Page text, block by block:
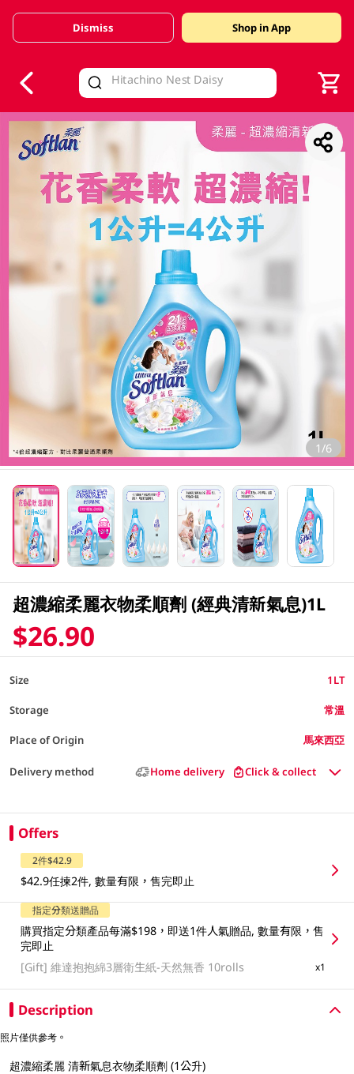
Valid Until 30 June 2026
Dismiss Shop in App
1/6
超濃縮柔麗衣物柔順劑 (經典清新氣息)1L
$26.90
Size 1LT
Storage 常溫
Place of Origin 馬來西亞
Delivery method Home delivery Click & collect
Offers
2件$42.9
$42.9任揀2件, 數量有限，售完即止
指定分類送贈品
購買指定分類產品每滿$198，即送1件人氣贈品, 數量有限，售
完即止
[Gift]維達抱抱綿3層衛生紙-天然無香 10rolls x1
Description
照片僅供參考。
超濃縮柔麗 清新氣息衣物柔順劑 (1公升)